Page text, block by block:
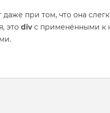
при том, что она
это div с применёнными к